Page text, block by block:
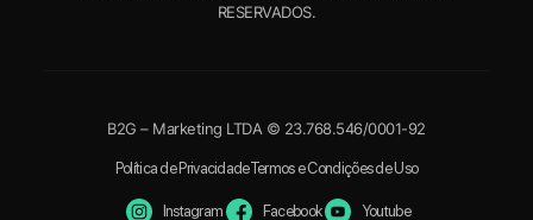
RESERVADOS.
B2G – Marketing LTDA © 23.768.546/0001-92
Política de PrivacidadeTermos e Condições de Uso
Instagram Facebook Youtube